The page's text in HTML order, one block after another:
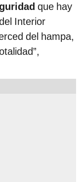
que hay
Interior
del hampa,